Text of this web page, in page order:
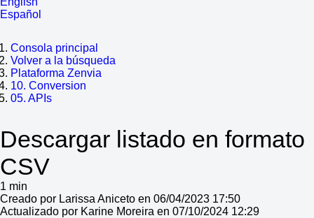
Español
Consola principal
Volver a la búsqueda
Plataforma Zenvia
10. Conversion
05. APIs
Descargar listado en formato
CSV
1 min
Creado por Larissa Aniceto en 06/04/2023 17:50
Actualizado por Karine Moreira en 07/10/2024 12:29